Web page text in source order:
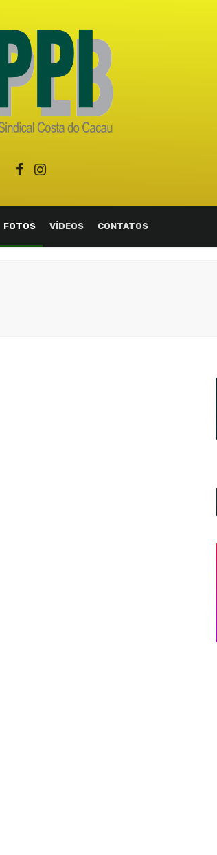
FOTOS VÍDEOS CONTATOS